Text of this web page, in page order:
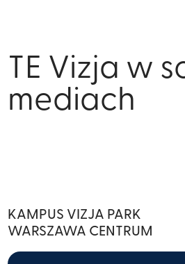
TE Vizja w
mediach
KAMPUS VIZJA PARK
WARSZAWA CENTRUM